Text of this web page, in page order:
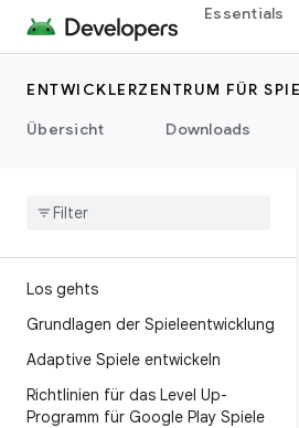
Essentials
ENTWICKLERZENTRUM FÜR
Übersicht
Downloads
Los gehts
Grundlagen der Spieleentwicklung
Adaptive Spiele entwickeln
Richtlinien für das Level Up-
Programm für Google Play Spiele